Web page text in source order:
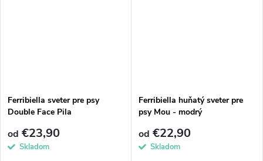
Ferribiella sveter pre psy
Double Face Pila
od €23,90
Skladom
Ferribiella huňatý sveter pre
psy Mou - modrý
od €22,90
Skladom